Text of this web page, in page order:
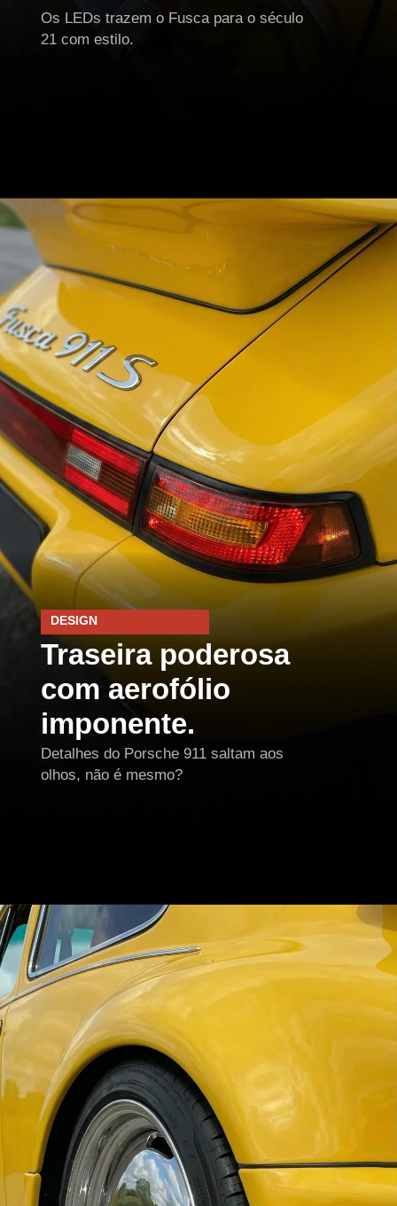
Os LEDs trazem o Fusca para o século
21 com estilo.
DESIGN
Traseira poderosa
com aerofólio
imponente.
Detalhes do Porsche 911 saltam aos
olhos, não é mesmo?